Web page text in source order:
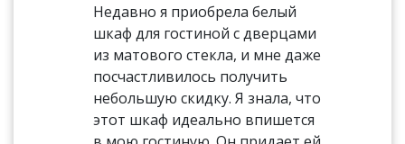
Недавно я приобрела белый
шкаф для гостиной с дверцами
из матового стекла, и мне даже
посчастливилось получить
небольшую скидку. Я знала, что
этот шкаф идеально впишется